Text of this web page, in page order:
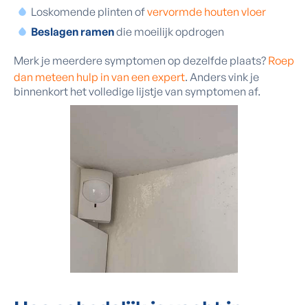
Loskomende plinten ofvervormde houten vloer
Beslagen ramendie moeilijk opdrogen
Merk je meerdere symptomen op dezelfde plaats? Roep
dan meteen hulp in van een expert. Anders vink je
binnenkort het volledige lijstje van symptomen af.